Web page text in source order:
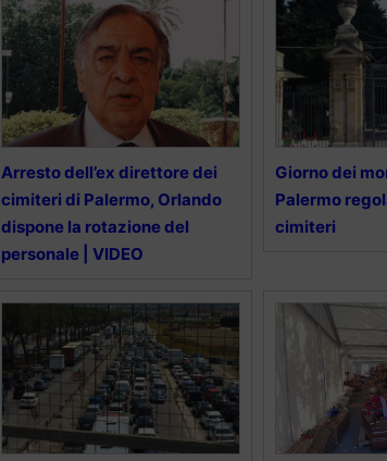
Arresto dell’ex direttore dei
cimiteri di Palermo, Orlando
dispone la rotazione del
personale | VIDEO
Giorno dei
Palermo
cimiteri